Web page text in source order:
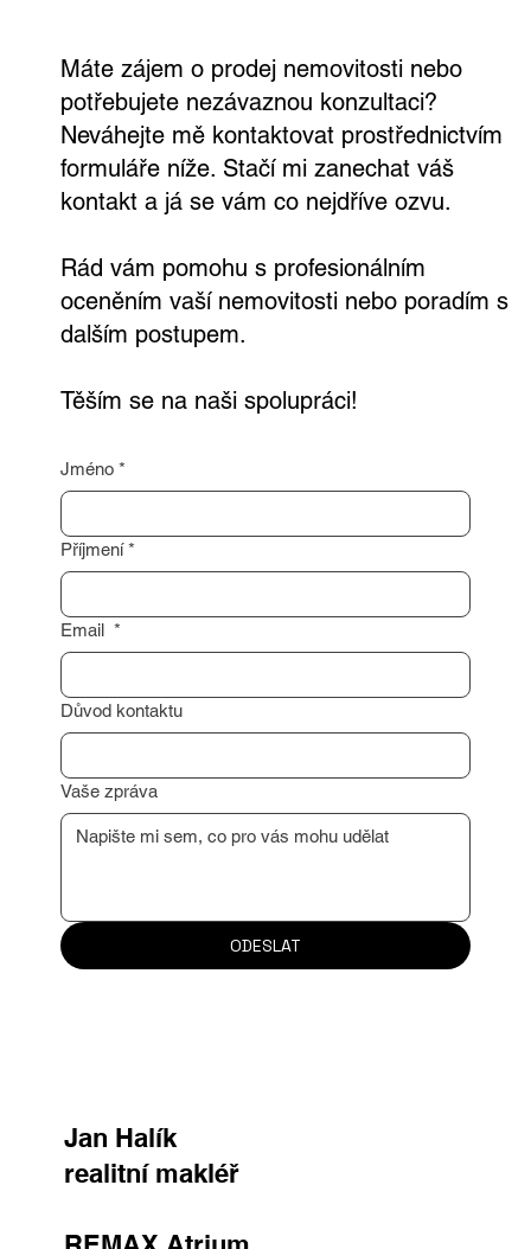
Máte zájem o prodej nemovitosti nebo
potřebujete nezávaznou konzultaci?
Neváhejte mě kontaktovat prostřednictvím
formuláře níže. Stačí mi zanechat váš
kontakt a já se vám co nejdříve ozvu.
Rád vám pomohu s profesionálním
oceněním vaší nemovitosti nebo poradím s
dalším postupem.
Těším se na naši spolupráci!
Jméno *
Příjmení *
Email *
Důvod kontaktu
Vaše zpráva
ODESLAT
Jan Halík
realitní makléř